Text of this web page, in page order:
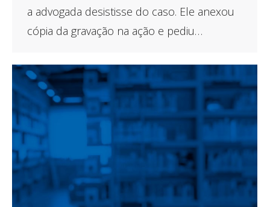
a advogada desistisse do caso. Ele anexou
cópia da gravação na ação e pediu…